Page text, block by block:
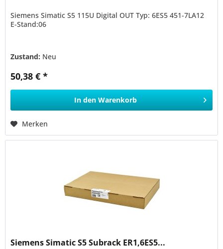
Siemens Simatic S5 115U Digital OUT Typ: 6ES5 451-7LA12
E-Stand:06
Zustand: Neu
50,38 € *
In den Warenkorb
Merken
Siemens Simatic S5 Subrack ER1,6ES5...